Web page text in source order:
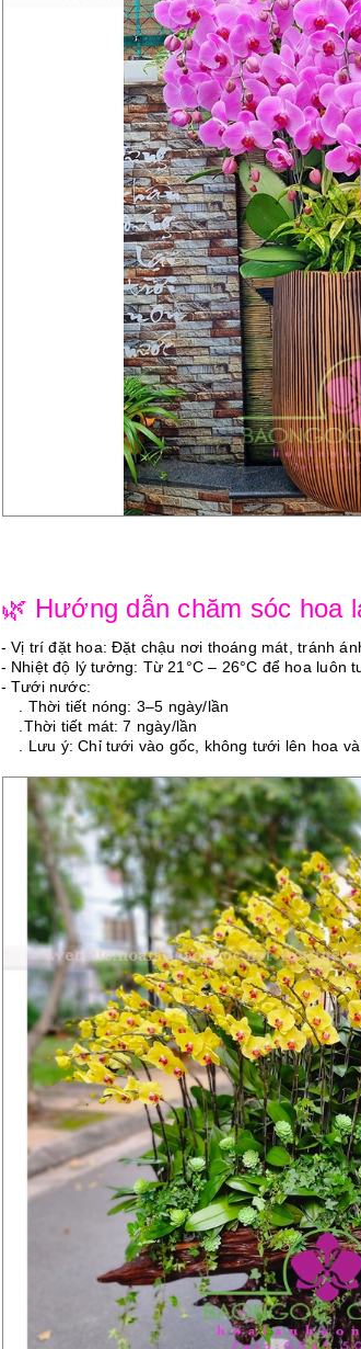
🌿 Hướng dẫn chăm sóc hoa
- Vị trí đặt hoa: Đặt chậu nơi thoáng mát, tránh
- Nhiệt độ lý tưởng: Từ 21°C – 26°C để hoa luôn
- Tưới nước:
. Thời tiết nóng: 3–5 ngày/lần
.Thời tiết mát: 7 ngày/lần
. Lưu ý: Chỉ tưới vào gốc, không tưới lên hoa